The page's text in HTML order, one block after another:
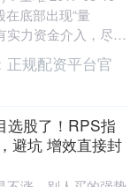
在底部出现“量
实力资金介入，尽管
但是....
正规配资平台官
选股了！RPS指
避坑 增效直接封